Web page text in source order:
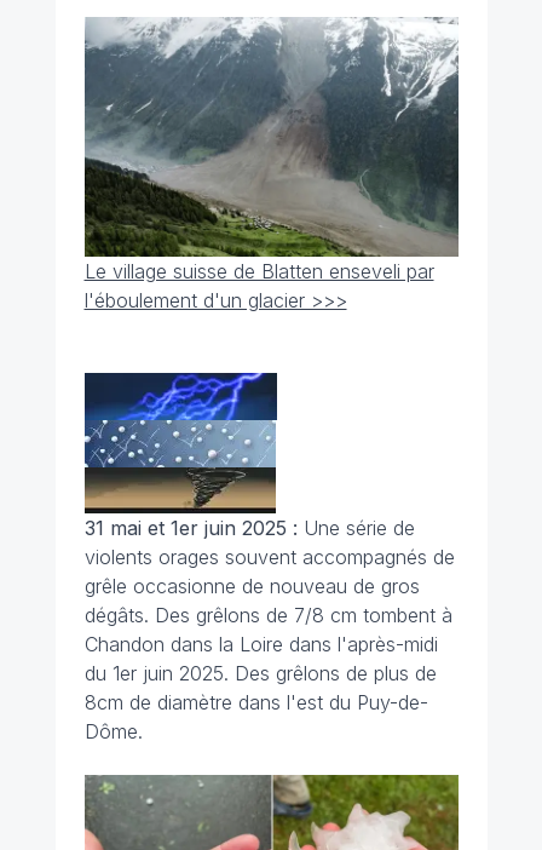
Le village suisse de Blatten enseveli par
l'éboulement d'un glacier >>>
31 mai et 1er juin 2025 : Une série de
violents orages souvent accompagnés de
grêle occasionne de nouveau de gros
dégâts. Des grêlons de 7/8 cm tombent à
Chandon dans la Loire dans l'après-midi
du 1er juin 2025. Des grêlons de plus de
8cm de diamètre dans l'est du Puy-de-
Dôme.